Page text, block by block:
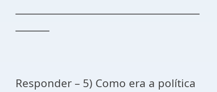
Responder – 5) Como era a política